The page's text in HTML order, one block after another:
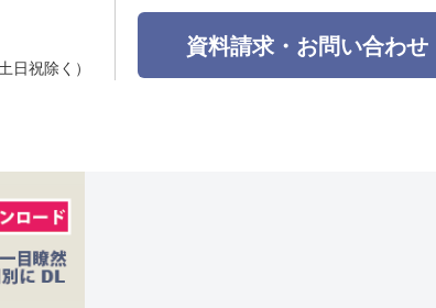
祝除く）
資料請求・お問い合わせ